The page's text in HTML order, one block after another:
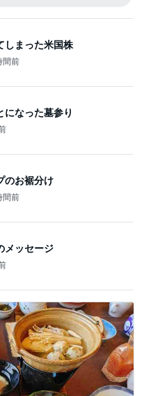
しまった米国株
間前
になった墓参り
のお裾分け
間前
メッセージ